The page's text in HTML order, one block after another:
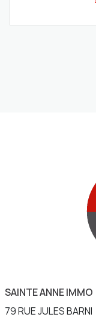
SAINTE ANNE IMMO
79 RUE JULES BARNI